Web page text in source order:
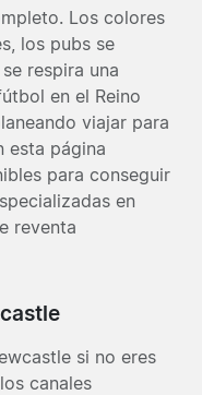
Los colores
los pubs se
respira una
en el Reino
viajar para
esta página
para conseguir
en
reventa
si no eres
canales